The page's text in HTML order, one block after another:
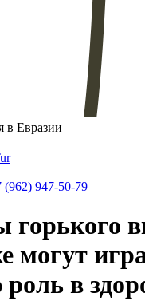
в Евразии
(962) 947-50-79
горького
могут
в